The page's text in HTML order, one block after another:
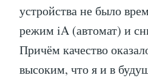
устройства не было
режим iA (автомат) и
Причём качество
высоким, что я и в